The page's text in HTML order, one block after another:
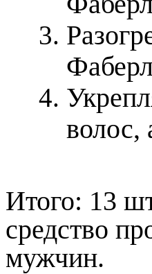
волос,
Итого: 13
средство
мужчин.